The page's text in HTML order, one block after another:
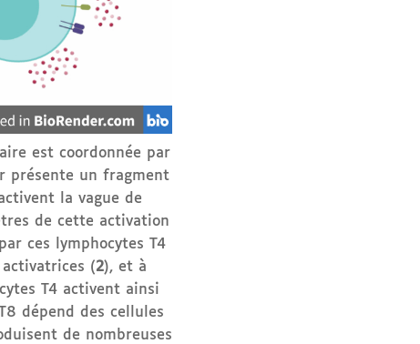
est coordonnée par
présente un fragment
la vague de
de cette activation
ces lymphocytes T4
(2), et à
T4 activent ainsi
dépend des cellules
de nombreuses